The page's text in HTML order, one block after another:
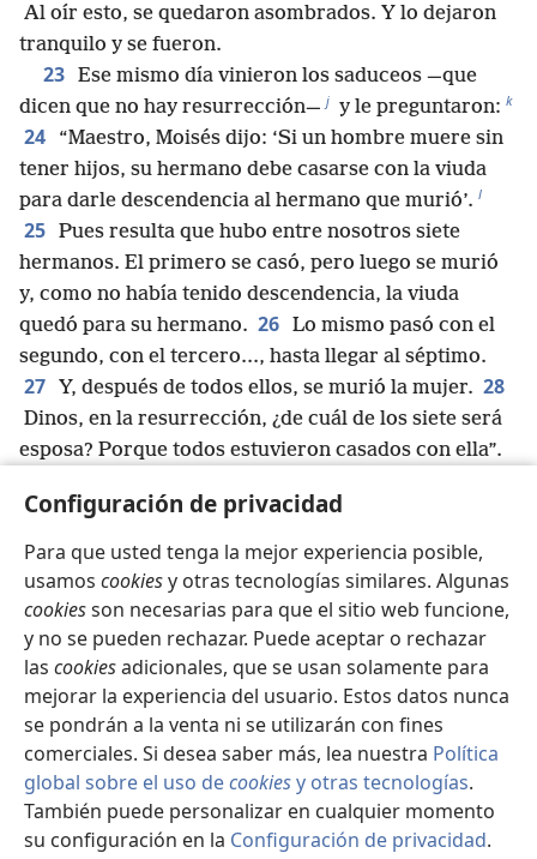
Configuración de privacidad
Para que usted tenga la mejor experiencia posible,
usamos cookiesy otras tecnologías similares. Algunas
cookiesson necesarias para que el sitio web funcione,
y no se pueden rechazar. Puede aceptar o rechazar
las cookiesadicionales, que se usan solamente para
mejorar la experiencia del usuario. Estos datos nunca
se pondrán a la venta ni se utilizarán con fines
comerciales. Si desea saber más, lea nuestra Política
global sobre el uso decookiesy otras tecnologías.
También puede personalizar en cualquier momento
su configuración en la Configuración de privacidad.
Al oír esto, se quedaron asombrados. Y lo dejaron
tranquilo y se fueron.
23 Ese mismo día vinieron los saduceos —que
dicen que no hay resurrección— j y le preguntaron: k
24
“Maestro, Moisés dijo: ‘Si un hombre muere sin
tener hijos, su hermano debe casarse con la viuda
para darle descendencia al hermano que murió’. l
25 Pues resulta que hubo entre nosotros siete
hermanos. El primero se casó, pero luego se murió
y, como no había tenido descendencia, la viuda
quedó para su hermano. 26 Lo mismo pasó con el
segundo, con el tercero..., hasta llegar al séptimo.
27 Y, después de todos ellos, se murió la mujer. 28
Dinos, en la resurrección, ¿de cuál de los siete será
esposa? Porque todos estuvieron casados con ella”.
equivocados porque no conocen ni las Escrituras
ni el poder de Dios.
30 Porque, en la
resurrección, los hombres no se casan ni las mujeres
son entregadas en matrimonio, sino que son como
los ángeles en el cielo. n 31 Y, sobre la resurrección
de los muertos, ¿no leyeron que Dios a ustedes les
dijo 32 ‘Yo soy el Dios de Abrahán, el Dios de Isaac
y el Dios de Jacob’? o Él no es el Dios de los muertos,
sino el de los vivos”. p 33 Al oírlo, las multitudes
quedaron impactadas con su enseñanza. q
34 Cuando los fariseos se enteraron de que él